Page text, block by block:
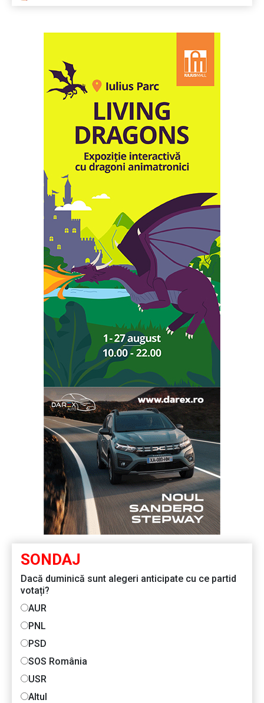
SONDAJ
Dacă duminică sunt alegeri anticipate cu ce partid
votați?
AUR
PNL
PSD
SOS România
USR
Altul